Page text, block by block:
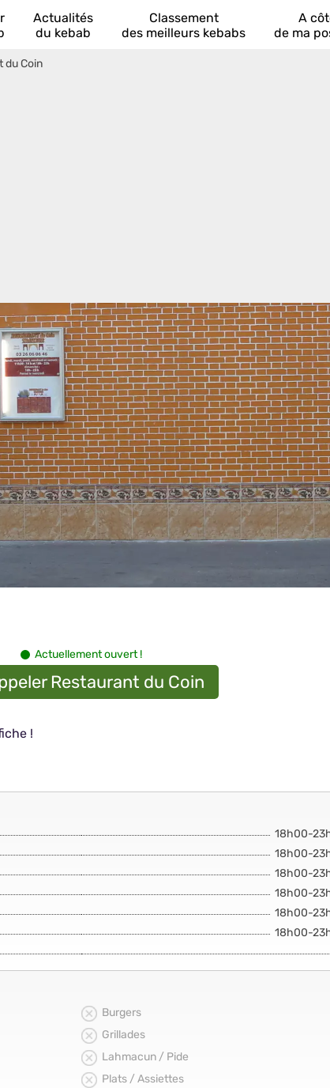
Actualités
du kebab
Classement
des meilleurs kebabs
A
de ma
du Coin
Actuellement ouvert !
Restaurant du Coin
!
18h00-
18h00-
18h00-
18h00-
18h00-
18h00-
Burgers
Grillades
Lahmacun / Pide
Plats / Assiettes